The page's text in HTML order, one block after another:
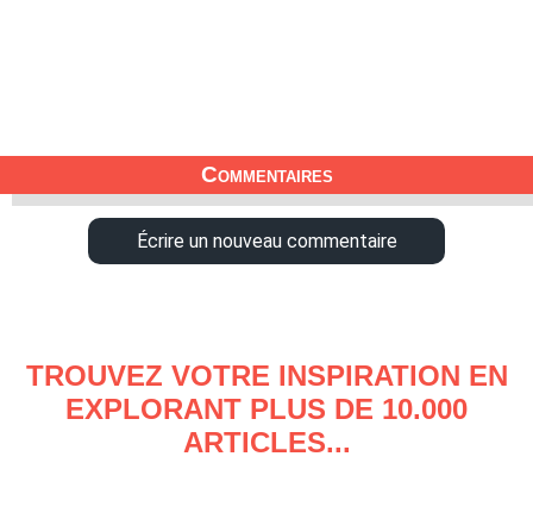
Commentaires
Écrire un nouveau commentaire
TROUVEZ VOTRE INSPIRATION EN
EXPLORANT PLUS DE 10.000
ARTICLES...